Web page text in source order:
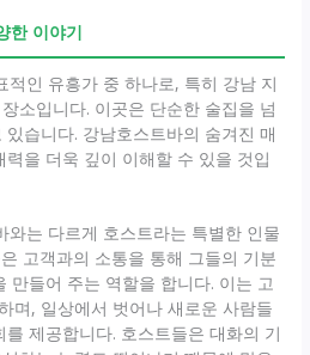
한 이야기
적인 유흥가 중 하나로, 특히 강남 지
소입니다. 이곳은 단순한 술집을 넘
습니다. 강남호스트바의 숨겨진 매
을 더욱 깊이 이해할 수 있을 것입
와는 다르게 호스트라는 특별한 인물
고객과의 소통을 통해 그들의 기분
만들어 주는 역할을 합니다. 이는 고
며, 일상에서 벗어나 새로운 사람들
제공합니다. 호스트들은 대화의 기